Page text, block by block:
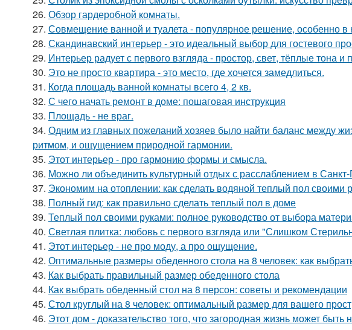
26. Обзор гардеробной комнаты.
27. Совмещение ванной и туалета - популярное решение, особенно в
28. Скандинавский интерьер - это идеальный выбор для гостевого
29. Интерьер радует с первого взгляда - простор, свет, тёплые тона
30. Это не просто квартира - это место, где хочется замедлиться.
31. Когда площадь ванной комнаты всего 4, 2 кв.
32. С чего начать ремонт в доме: пошаговая инструкция
33. Площадь - не враг.
34. Одним из главных пожеланий хозяев было найти баланс между
ритмом, и ощущением природной гармонии.
35. Этот интерьер - про гармонию формы и смысла.
36. Можно ли объединить культурный отдых с расслаблением в
37. Экономим на отоплении: как сделать водяной теплый пол своими
38. Полный гид: как правильно сделать теплый пол в доме
39. Теплый пол своими руками: полное руководство от выбора
40. Светлая плитка: любовь с первого взгляда или "Слишком
41. Этот интерьер - не про моду, а про ощущение.
42. Оптимальные размеры обеденного стола на 8 человек: как
43. Как выбрать правильный размер обеденного стола
44. Как выбрать обеденный стол на 8 персон: советы и рекомендации
45. Стол круглый на 8 человек: оптимальный размер для вашего
46. Этот дом - доказательство того, что загородная жизнь может